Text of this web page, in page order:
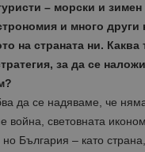
– морски и
и много други
на страната ни.
за да се
да се надяваме, че
война, световната
но България – като